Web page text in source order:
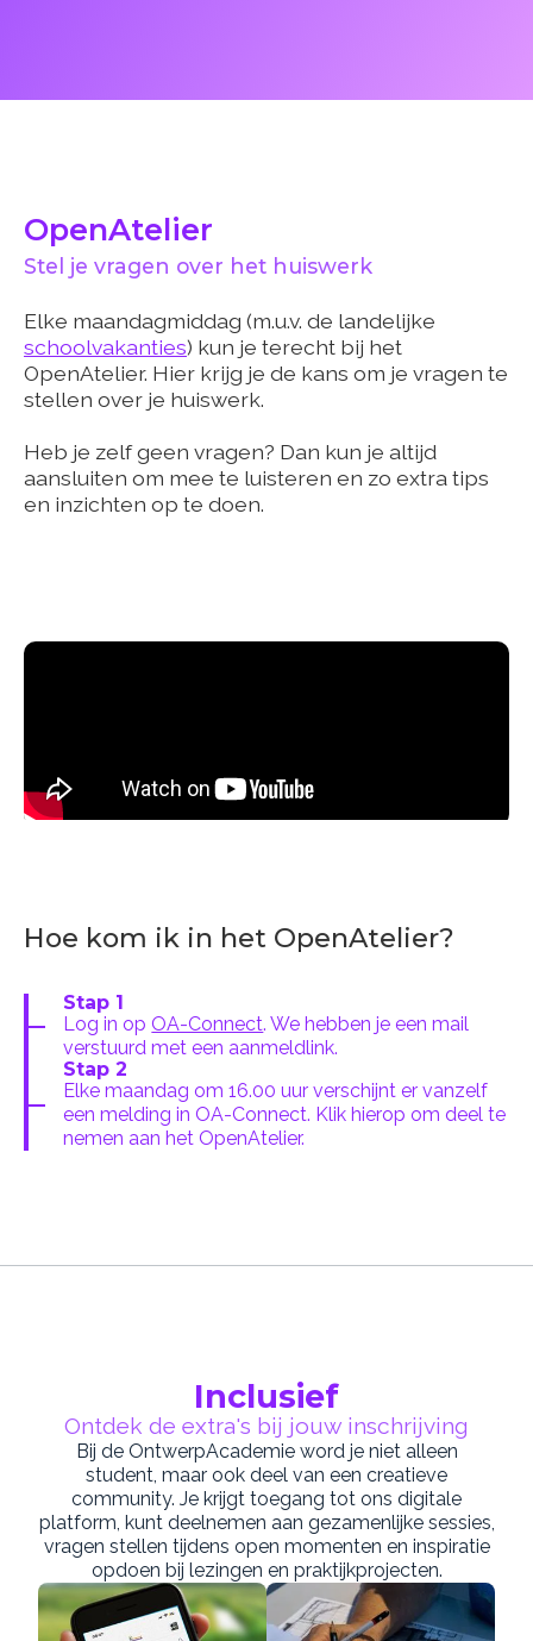
OpenAtelier
Stel je vragen over het huiswerk
Elke maandagmiddag (m.u.v. de landelijke
schoolvakanties) kun je terecht bij het
OpenAtelier. Hier krijg je de kans om je vragen te
stellen over je huiswerk.
Heb je zelf geen vragen? Dan kun je altijd
aansluiten om mee te luisteren en zo extra tips
en inzichten op te doen.
Hoe kom ik in het OpenAtelier?
Stap 1
Log in op OA-Connect. We hebben je een mail
verstuurd met een aanmeldlink.
Stap 2
Elke maandag om 16.00 uur verschijnt er vanzelf
een melding in OA-Connect. Klik hierop om deel te
nemen aan het OpenAtelier.
Inclusief
Ontdek de extra's bij jouw inschrijving
Bij de OntwerpAcademie word je niet alleen
student, maar ook deel van een creatieve
community. Je krijgt toegang tot ons digitale
platform, kunt deelnemen aan gezamenlijke sessies,
vragen stellen tijdens open momenten en inspiratie
opdoen bij lezingen en praktijkprojecten.